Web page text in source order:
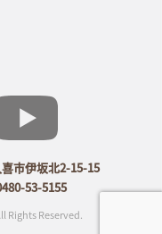
市伊坂北2-15-15
53-5155
Rights Reserved.